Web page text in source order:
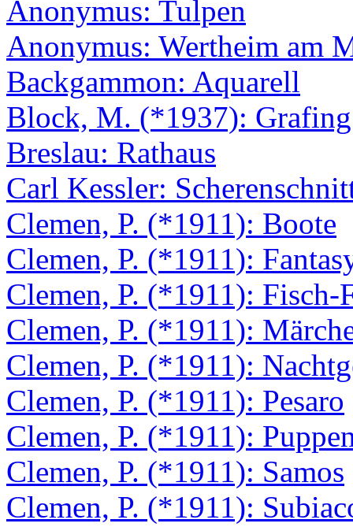
Anonymus: Tulpen
Anonymus: Wertheim am
Backgammon: Aquarell
Block, M. (*1937): Grafing
Breslau: Rathaus
Carl Kessler:
Clemen, P. (*1911): Boote
Clemen, P. (*1911):
Clemen, P. (*1911): Fisch-
Clemen, P. (*1911):
Clemen, P. (*1911):
Clemen, P. (*1911): Pesaro
Clemen, P. (*1911):
Clemen, P. (*1911): Samos
Clemen, P. (*1911):